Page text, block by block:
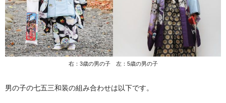
右：3歳の男の子 左：5歳の男の子
男の子の七五三和装の組み合わせは以下です。